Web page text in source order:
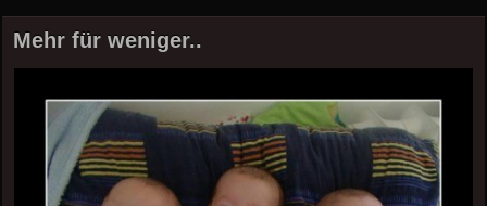
Mehr für weniger..